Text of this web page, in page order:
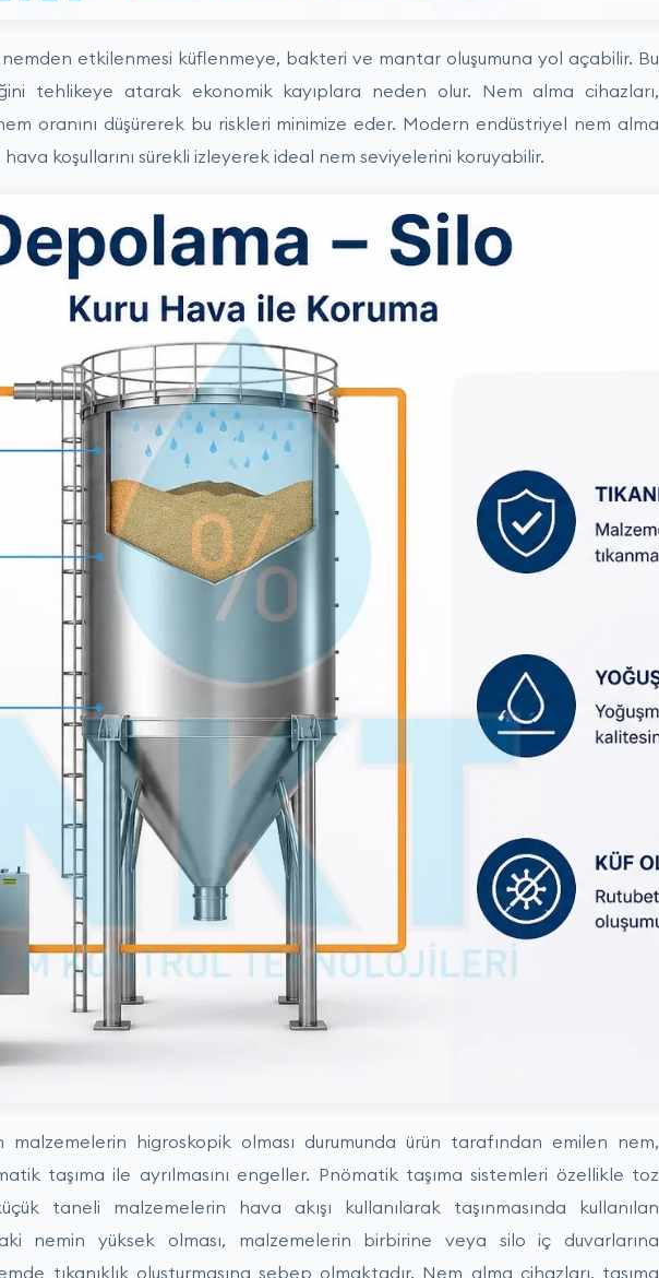
etkilenmesi küflenmeye, bakteri ve mantar oluşumuna yol açabilir. Bu
tehlikeye atarak ekonomik kayıplara neden olur. Nem alma cihazları,
oranını düşürerek bu riskleri minimize eder. Modern endüstriyel nem alma
hava koşullarını sürekli izleyerek ideal nem seviyelerini koruyabilir.
malzemelerin higroskopik olması durumunda ürün tarafından emilen nem,
taşıma ile ayrılmasını engeller. Pnömatik taşıma sistemleri özellikle toz
taneli malzemelerin hava akışı kullanılarak taşınmasında kullanılan
nemin yüksek olması, malzemelerin birbirine veya silo iç duvarlarına
tıkanıklık oluşturmasına sebep olmaktadır. Nem alma cihazları, taşıma